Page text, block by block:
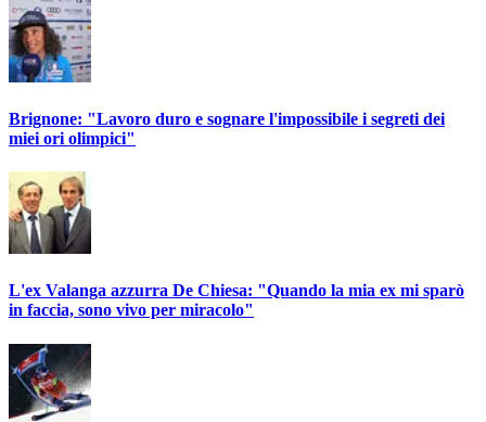
Brignone: "Lavoro duro e sognare l'impossibile i segreti dei
miei ori olimpici"
L'ex Valanga azzurra De Chiesa: "Quando la mia ex mi sparò
in faccia, sono vivo per miracolo"